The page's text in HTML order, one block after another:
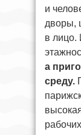
и
дворы,
в лицо.
а
среду.